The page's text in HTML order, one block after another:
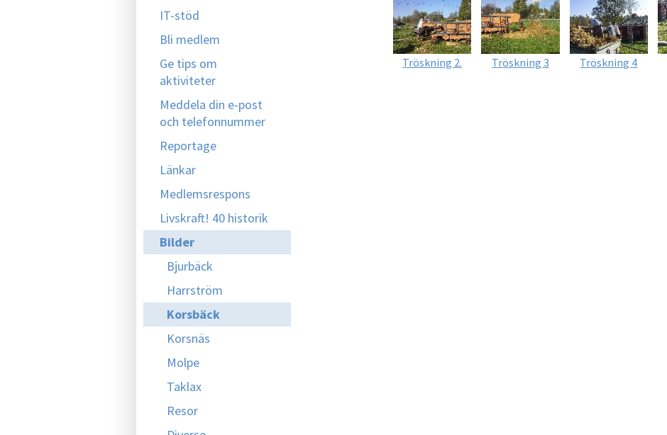
IT-stöd
Bli medlem
Ge tips om
aktiviteter
Meddela din e-post
och telefonnummer
Reportage
Länkar
Medlemsrespons
Livskraft! 40 historik
Bilder
Bjurbäck
Harrström
Korsbäck
Korsnäs
Molpe
Taklax
Resor
Tröskning 2. Tröskning 3 Tröskning 4